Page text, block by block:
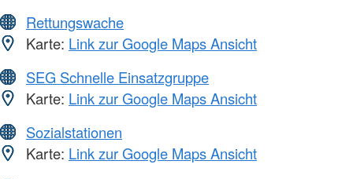
Rettungswache
Karte: Link zur Google Maps Ansicht
SEG Schnelle Einsatzgruppe
Karte: Link zur Google Maps Ansicht
Sozialstationen
Karte: Link zur Google Maps Ansicht